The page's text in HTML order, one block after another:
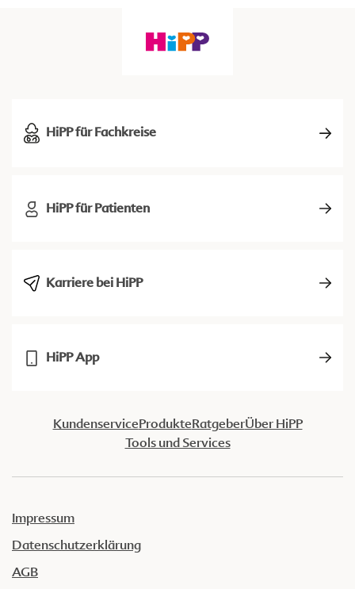
HiPP für Fachkreise
HiPP für Patienten
Karriere bei HiPP
HiPP App
KundenserviceProdukteRatgeberÜber HiPP
Tools und Services
Impressum
Datenschutzerklärung
AGB